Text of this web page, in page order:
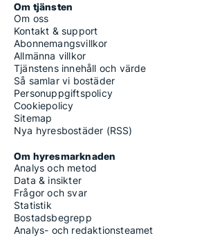
Om tjänsten
Om oss
Kontakt & support
Abonnemangsvillkor
Allmänna villkor
Tjänstens innehåll och värde
Så samlar vi bostäder
Personuppgiftspolicy
Cookiepolicy
Sitemap
Nya hyresbostäder (RSS)
Om hyresmarknaden
Analys och metod
Data & insikter
Frågor och svar
Statistik
Bostadsbegrepp
Analys- och redaktionsteamet